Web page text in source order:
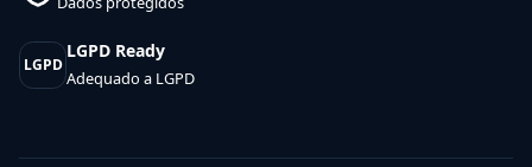
LGPD
LGPD Ready
Adequado a LGPD